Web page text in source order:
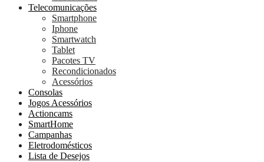
Telecomunicações
Smartphone
Iphone
Smartwatch
Tablet
Pacotes TV
Recondicionados
Acessórios
Consolas
Jogos Acessórios
Actioncams
SmartHome
Campanhas
Eletrodomésticos
Lista de Desejos